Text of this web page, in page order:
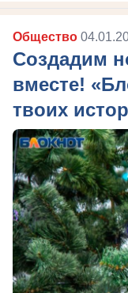
Общество
Создадим
вместе!
твоих